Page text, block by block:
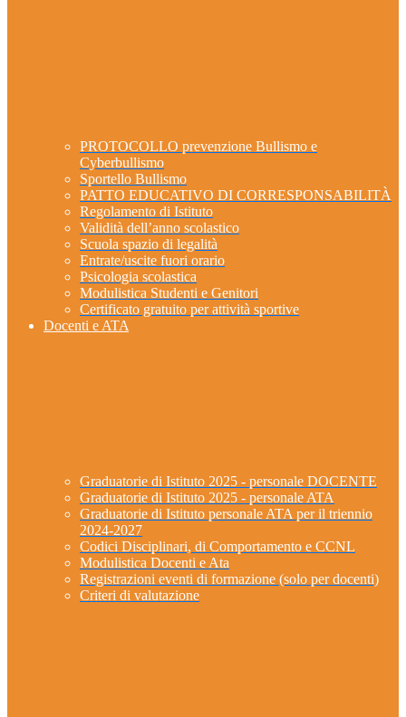
PROTOCOLLO prevenzione Bullismo e
Cyberbullismo
Sportello Bullismo
PATTO EDUCATIVO DI CORRESPONSABILITÀ
Regolamento di Istituto
Validità dell’anno scolastico
Scuola spazio di legalità
Entrate/uscite fuori orario
Psicologia scolastica
Modulistica Studenti e Genitori
Certificato gratuito per attività sportive
Docenti e ATA
Graduatorie di Istituto 2025 - personale DOCENTE
Graduatorie di Istituto 2025 - personale ATA
Graduatorie di Istituto personale ATA per il triennio
2024-2027
Codici Disciplinari, di Comportamento e CCNL
Modulistica Docenti e Ata
Registrazioni eventi di formazione (solo per docenti)
Criteri di valutazione